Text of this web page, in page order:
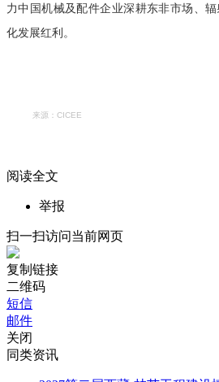
力中国机械及配件企业深耕东非市场、
化发展红利。
来源：CICEE
阅读全文
举报
扫一扫访问当前网页
复制链接
二维码
短信
邮件
关闭
同类资讯